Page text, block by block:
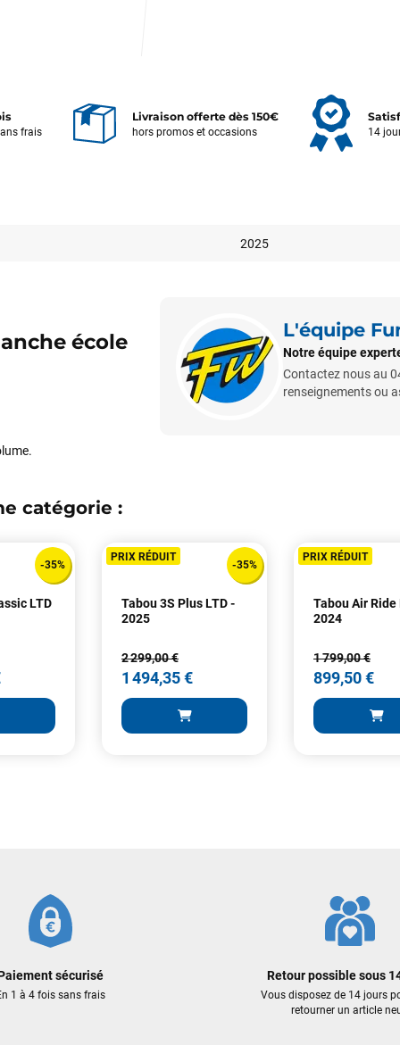
frais
Livraison offerte dès 150€
hors promos et occasions 14
2025
école L'équipe
Notre équipe
Contactez nous au
renseignements ou
catégorie :
-35%
LTD
PRIX RÉDUIT
-35%
Tabou 3S Plus LTD -
2025
2 299,00 €
1 494,35 €
PRIX RÉDUIT
Tabou Air Ride
2024
1 799,00 €
899,50 €
sécurisé
1 à 4 fois sans frais
Retour possible sous
Vous disposez de 14 jours
retourner un article
Votre satisfaction est notre priorité !
Découvrez quelques uns de vos
commentaires laissés sur Google
J’ai commandé un pack via leur site internet. À peine la commande
et m’a même offert du matériel en plus. Niveau réactivité, c’est au top :
la commande est partie le lendemain, et j’ai bien reçu tout le matériel
recommande vivement ce magasin pour son professionnalisme et sa
réactivité.
Sébastien BACHELIER
il y a un mois
Cela faisait 6 mois que je galérais à remplacer ma board eux m'ont
trouvé une pépite à laquelle je n'aurais jamais pensé ! Excellent conseil
excellent prix et en plus super sympas. Merci encore pour cette severne